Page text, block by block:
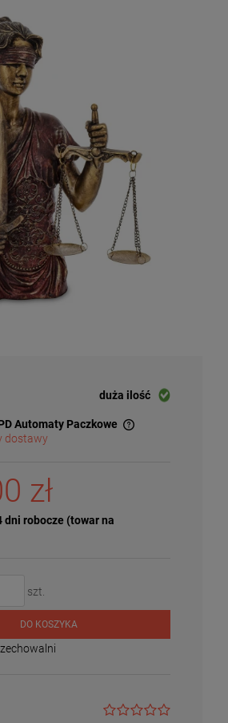
duża ilość
Automaty Paczkowe
kosztów płatności
dostawy
zł
dni robocze (towar na
szt.
DO KOSZYKA